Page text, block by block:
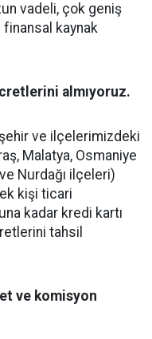
vadeli, çok geniş
kaynak
almıyoruz.
ve ilçelerimizdeki
Malatya, Osmaniye
Nurdağı ilçeleri)
kişi ticari
kadar kredi kartı
tahsil
ve komisyon